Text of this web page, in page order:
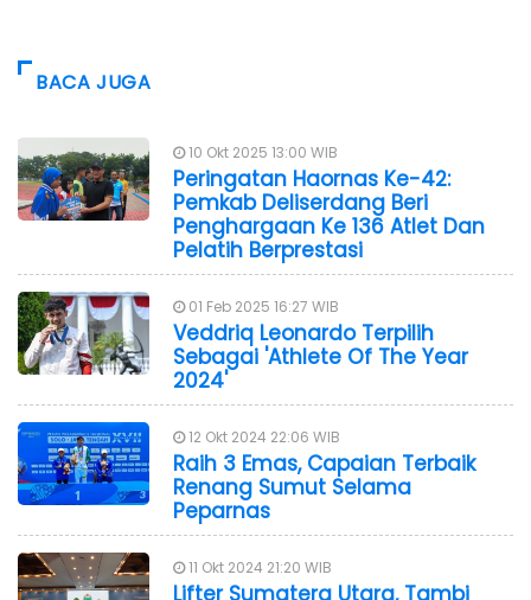
BACA JUGA
10 Okt 2025 13:00 WIB
Peringatan Haornas Ke-42:
Pemkab Deliserdang Beri
Penghargaan Ke 136 Atlet Dan
Pelatih Berprestasi
01 Feb 2025 16:27 WIB
Veddriq Leonardo Terpilih
Sebagai 'Athlete Of The Year
2024'
12 Okt 2024 22:06 WIB
Raih 3 Emas, Capaian Terbaik
Renang Sumut Selama
Peparnas
11 Okt 2024 21:20 WIB
Lifter Sumatera Utara, Tambi